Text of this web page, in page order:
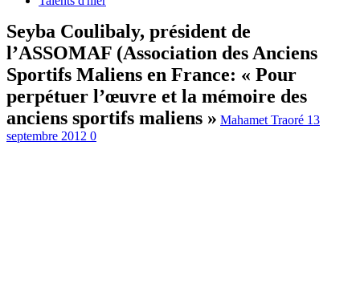
Seyba Coulibaly, président de
l’ASSOMAF (Association des Anciens
Sportifs Maliens en France: « Pour
perpétuer l’œuvre et la mémoire des
anciens sportifs maliens » Mahamet Traoré 13
septembre 2012 0